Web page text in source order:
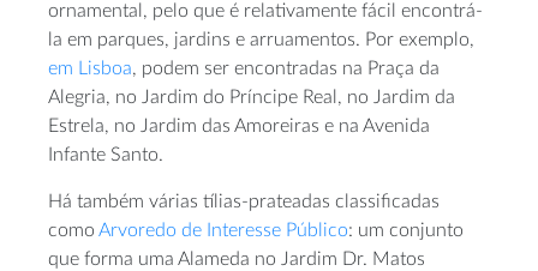
ornamental, pelo que é relativamente fácil encontrá-
la em parques, jardins e arruamentos. Por exemplo,
em Lisboa, podem ser encontradas na Praça da
Alegria, no Jardim do Príncipe Real, no Jardim da
Estrela, no Jardim das Amoreiras e na Avenida
Infante Santo.
Há também várias tílias-prateadas classificadas
como Arvoredo de Interesse Público: um conjunto
que forma uma Alameda no Jardim Dr. Matos